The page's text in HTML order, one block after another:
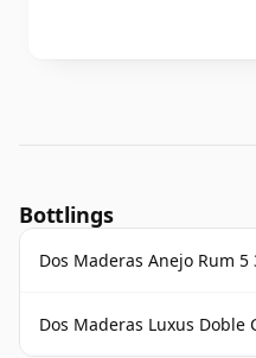
Bottlings
Dos Maderas Anejo Rum 5
Dos Maderas Luxus Doble